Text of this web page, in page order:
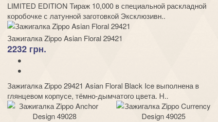
LIMITED EDITION Тираж 10,000 в специальной раскладной
коробочке с латунной заготовкой Эксклюзивн..
Зажигалка Zippo Asian Floral 29421
2232 грн.
Зажигалка Zippo 29421 Asian Floral Black Ice выполнена в
глянцевом корпусе, тёмно-дымчатого цвета. Н..